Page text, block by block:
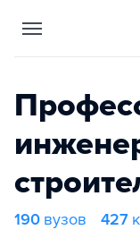
190 вузов 427